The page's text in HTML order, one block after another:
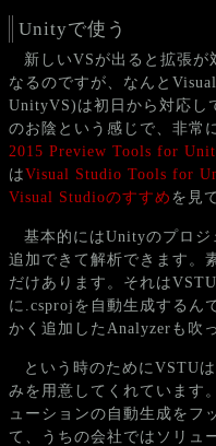
Unityで使う
新しいVSが出ると拡張が
なるのですが、なんと
UnityVS)は初日から対応し
のお陰という感じで、非常
2015 Preview Tools for
はVisual Studio Tools for
Visual Studioのすすめ を見
基本的にはUnityのプロ
追加できて解析できます。
だけあります。それは
に.csprojを自動生成するん
かく追加したAnalyzerも吹
という時のためにVSTUは
みを用意してくれています
ューションの自動生成をフ
て、うちの会社ではソリュ